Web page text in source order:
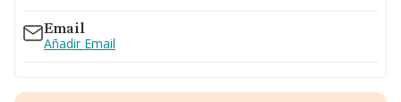
Email
Añadir Email